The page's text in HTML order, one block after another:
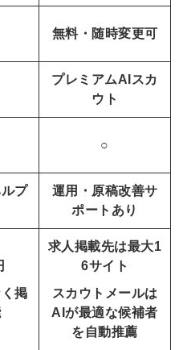
無料・随時変更可
プレミアムAIスカ
ウト
○
プ
運用・原稿改善サ
ポートあり
掲
求人掲載先は最大1
6サイト
スカウトメールは
AIが最適な候補者
を自動推薦